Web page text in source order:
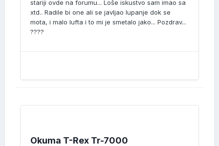
stariji ovde na forumu... Loše iskustvo sam imao sa
xtd.. Radile bi one ali se javljao lupanje dok se
mota, i malo lufta i to mi je smetalo jako... Pozdrav...
????
Okuma T-Rex Tr-7000